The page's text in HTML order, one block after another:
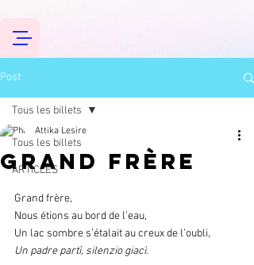
Post
Tous les billets
ARTICLES
Tous les billets
Grand frère
Attika Lesire
Grand frère,
Nous étions au bord de l’eau,
Un lac sombre s’étalait au creux de l’oubli,
Un padre partì, silenzio giacì.